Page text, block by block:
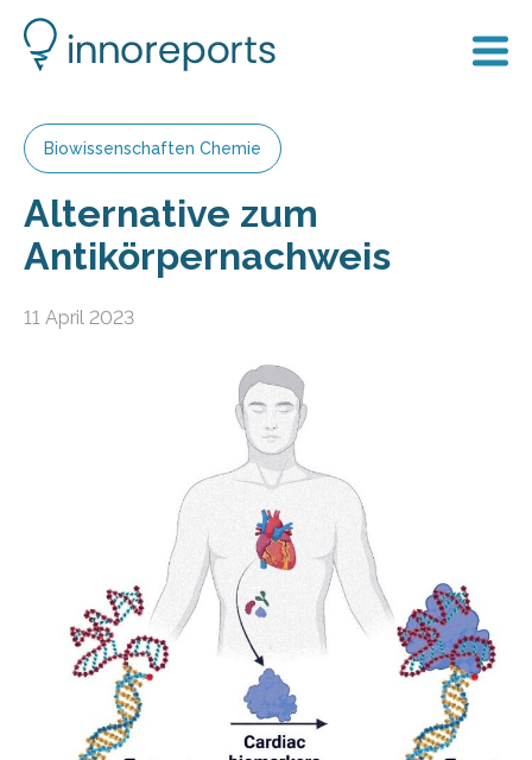
Biowissenschaften Chemie
Alternative zum
Antikörpernachweis
11 April 2023